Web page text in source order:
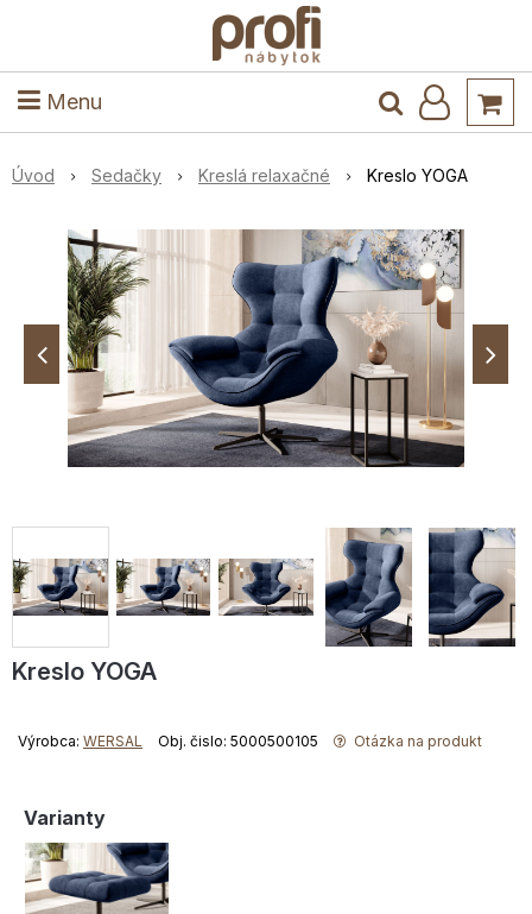
Menu
Kuchyňa a jedáleň
Úvod Sedačky Kreslá relaxačné Kreslo YOGA
Kreslo YOGA
Výrobca: WERSAL Obj. čislo: 5000500105 Otázka na produkt
Varianty